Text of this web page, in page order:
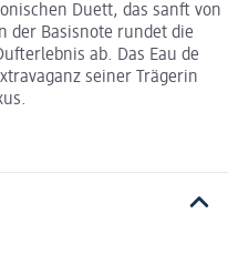
Duett, das sanft von
der Basisnote rundet die
ab. Das Eau de
seiner Trägerin